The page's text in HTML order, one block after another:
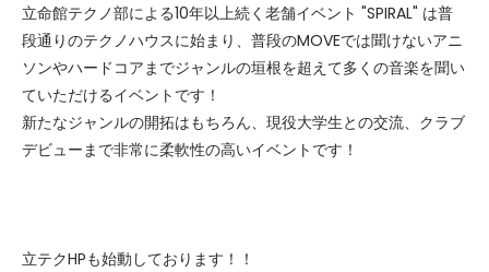
立命館テクノ部による10年以上続く老舗イベント "SPIRAL" は普
段通りのテクノハウスに始まり、普段のMOVEでは聞けないアニ
ソンやハードコアまでジャンルの垣根を超えて多くの音楽を聞い
ていただけるイベントです！
新たなジャンルの開拓はもちろん、現役大学生との交流、クラブ
デビューまで非常に柔軟性の高いイベントです！
立テクHPも始動しております！！